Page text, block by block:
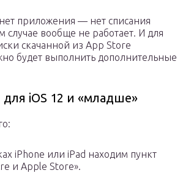
приложения — нет списания
случае вообще не работает. И для
скачанной из App Store
будет выполнить дополнительные
для iOS 12 и «младше»
iPhone или iPad находим пункт
и Apple Store».